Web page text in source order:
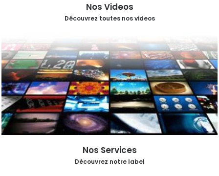
Nos Videos
Découvrez toutes nos videos
Nos Services
Découvrez notre label